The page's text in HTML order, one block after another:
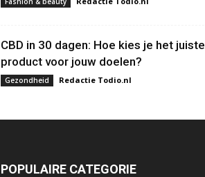
CBD in 30 dagen: Hoe kies je het juiste
product voor jouw doelen?
Gezondheid Redactie Todio.nl
POPULAIRE CATEGORIE